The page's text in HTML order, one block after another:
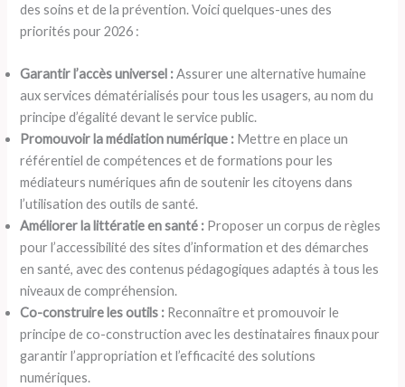
des soins et de la prévention. Voici quelques-unes des
priorités pour 2026 :
Garantir l’accès universel :Assurer une alternative humaine
aux services dématérialisés pour tous les usagers, au nom du
principe d’égalité devant le service public.
Promouvoir la médiation numérique : Mettre en place un
référentiel de compétences et de formations pour les
médiateurs numériques afin de soutenir les citoyens dans
l’utilisation des outils de santé.
Améliorer la littératie en santé : Proposer un corpus de règles
pour l’accessibilité des sites d’information et des démarches
en santé, avec des contenus pédagogiques adaptés à tous les
niveaux de compréhension.
Co-construire les outils : Reconnaître et promouvoir le
principe de co-construction avec les destinataires finaux pour
garantir l’appropriation et l’efficacité des solutions
numériques.